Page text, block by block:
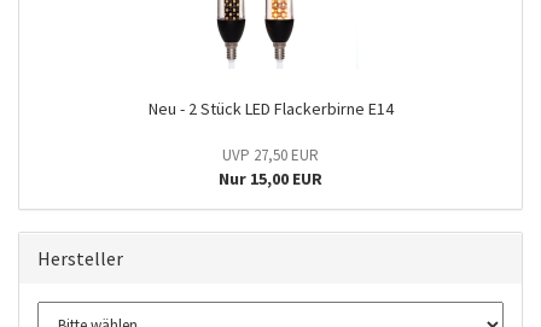
Neu - 2 Stück LED Flackerbirne E14
UVP 27,50 EUR
Nur 15,00 EUR
Hersteller